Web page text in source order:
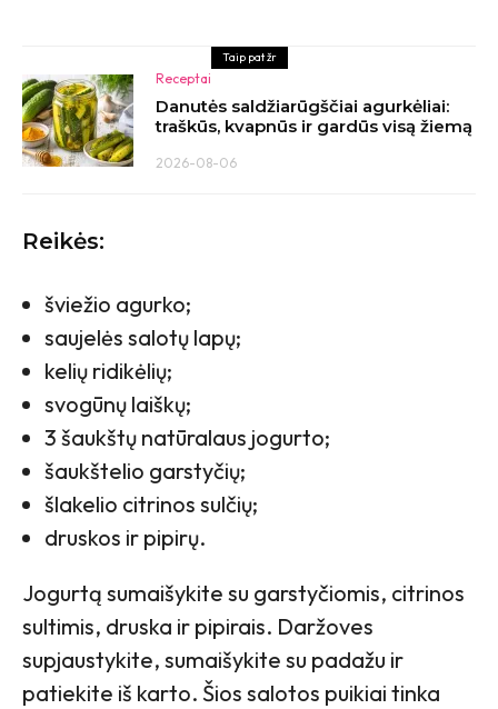
Taip pat žr
Receptai
Danutės saldžiarūgščiai agurkėliai:
traškūs, kvapnūs ir gardūs visą žiemą
2026-08-06
Reikės:
šviežio agurko;
saujelės salotų lapų;
kelių ridikėlių;
svogūnų laiškų;
3 šaukštų natūralaus jogurto;
šaukštelio garstyčių;
šlakelio citrinos sulčių;
druskos ir pipirų.
Jogurtą sumaišykite su garstyčiomis, citrinos
sultimis, druska ir pipirais. Daržoves
supjaustykite, sumaišykite su padažu ir
patiekite iš karto. Šios salotos puikiai tinka